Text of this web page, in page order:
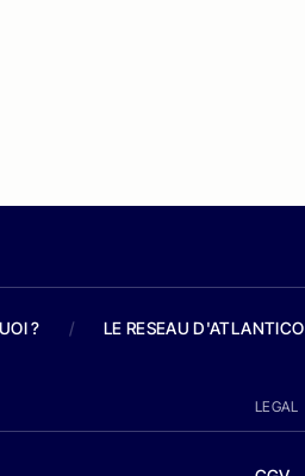
? / LE RESEAU D'ATLANTICO
LEGAL